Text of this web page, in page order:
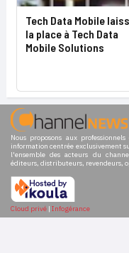
Tech Data Mobile
la place à Tech Data
Mobile Solutions
Nous proposons aux
information centrée exclusivement
l'ensemble des acteurs du
éditeurs, distributeurs, revendeurs,
Cloud privé | Infogérance